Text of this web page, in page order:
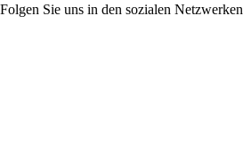
Folgen Sie uns in den sozialen Netzwerken